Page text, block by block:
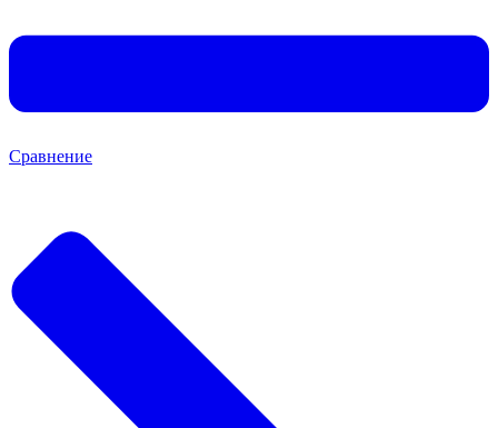
Сравнение